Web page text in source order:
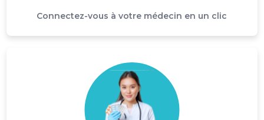
Connectez-vous à votre médecin en un clic